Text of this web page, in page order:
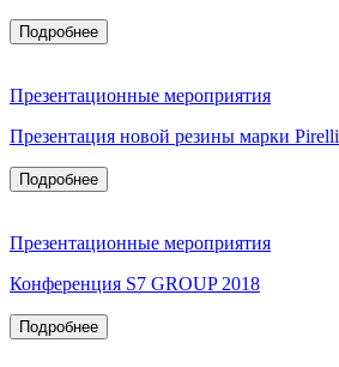
Подробнее
Презентационные мероприятия
Презентация новой резины марки Pirelli
Подробнее
Презентационные мероприятия
Конференция S7 GROUP 2018
Подробнее